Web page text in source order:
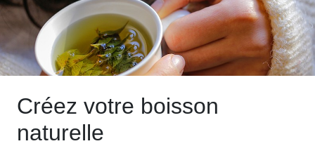
Créez votre boisson
naturelle